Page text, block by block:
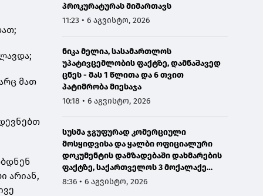
მათ
არიან,
პროკურატურას მიმართავს
11:23 • 6 აგვისტო, 2026
ნიკა მელია, სასამართლოს
უპატივცემლობის ფაქტზე, დამნაშავედ
ცნეს - მას 1 წლითა და 6 თვით
პატიმრობა მიესაჯა
10:18 • 6 აგვისტო, 2026
სუსმა ჯგუფურად კომერციული
მოსყიდვისა და ყალბი ოფიციალური
დოკუმენტის დამზადებაში დახმარების
ფაქტზე, საქართველოს 3 მოქალაქე
დააკავა
8:36 • 6 აგვისტო, 2026